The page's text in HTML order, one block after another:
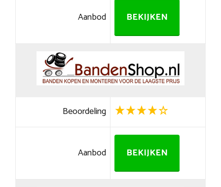
Aanbod BEKIJKEN
Beoordeling
Aanbod BEKIJKEN